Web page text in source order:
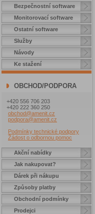
Bezpečnostní software
Monitorovací software
Ostatní software
Služby
Návody
Ke stažení
OBCHOD/PODPORA
+420 556 706 203
+420 222 360 250
obchod@amenit.cz
podpora@amenit.cz
Podmínky technické podpory
Žádost o odbornou pomoc
Akční nabídky
Jak nakupovat?
Dárek při nákupu
Způsoby platby
Obchodní podmínky
Prodejci